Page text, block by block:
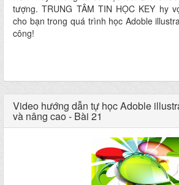
tượng. TRUNG TÂM TIN HỌC KEY hy
cho bạn trong quá trình học Adoble
công!
Video hướng dẫn tự học Adoble
và nâng cao - Bài 21